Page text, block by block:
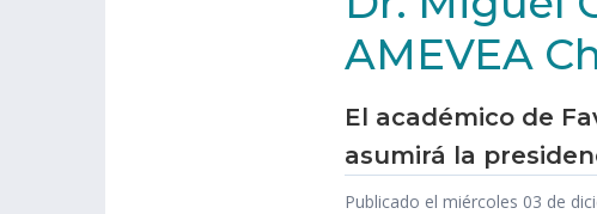
AMEVEA
El académico de
asumirá la
Publicado el miércoles 03 de